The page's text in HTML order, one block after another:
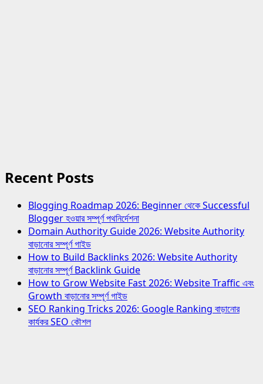
Recent Posts
Blogging Roadmap 2026: Beginner থেকে Successful
Blogger হওয়ার সম্পূর্ণ পথনির্দেশনা
Domain Authority Guide 2026: Website Authority
বাড়ানোর সম্পূর্ণ গাইড
How to Build Backlinks 2026: Website Authority
বাড়ানোর সম্পূর্ণ Backlink Guide
How to Grow Website Fast 2026: Website Traffic এবং
Growth বাড়ানোর সম্পূর্ণ গাইড
SEO Ranking Tricks 2026: Google Ranking বাড়ানোর
কার্যকর SEO কৌশল